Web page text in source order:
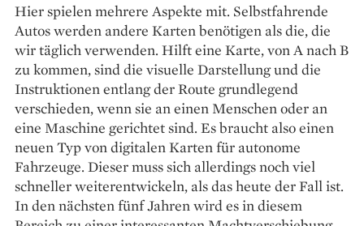
Hier spielen mehrere Aspekte mit. Selbstfahrende
Autos werden andere Karten benötigen als die, die
wir täglich verwenden. Hilft eine Karte, von A nach B
zu kommen, sind die visuelle Darstellung und die
Instruktionen entlang der Route grundlegend
verschieden, wenn sie an einen Menschen oder an
eine Maschine gerichtet sind. Es braucht also einen
neuen Typ von digitalen Karten für autonome
Fahrzeuge. Dieser muss sich allerdings noch viel
schneller weiterentwickeln, als das heute der Fall ist.
In den nächsten fünf Jahren wird es in diesem